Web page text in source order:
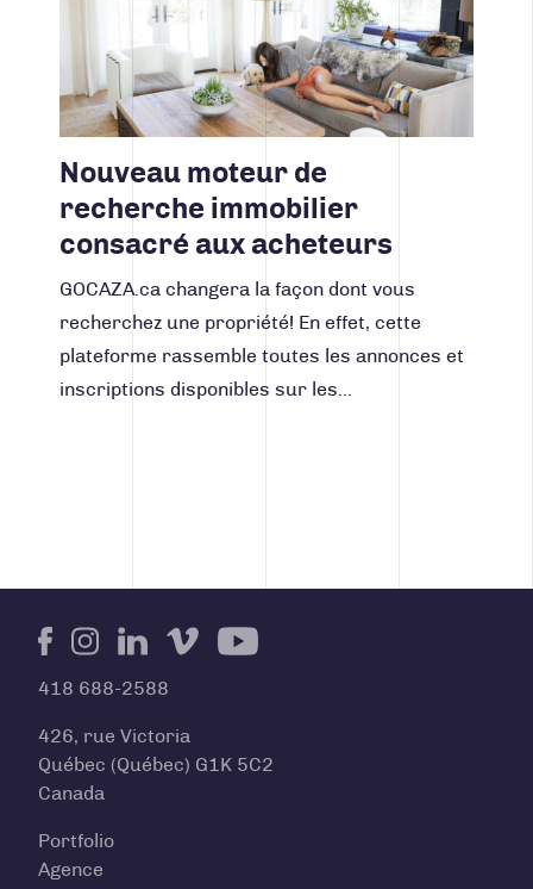
Nouveau moteur de
recherche immobilier
consacré aux acheteurs
GOCAZA.ca changera la façon dont vous
recherchez une propriété! En effet, cette
plateforme rassemble toutes les annonces et
inscriptions disponibles sur les…
418 688-2588
426, rue Victoria
Québec (Québec) G1K 5C2
Canada
Portfolio
Agence